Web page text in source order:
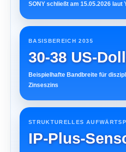
SONY schließt am 15.05.2026 laut
BASISBEREICH 2035
30-38 US-
Beispielhafte Bandbreite für
Zinseszins
STRUKTURELLES
IP-Plus-